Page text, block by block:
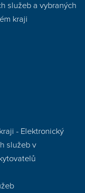
služeb a vybraných
kraji
- Elektronický
služeb v